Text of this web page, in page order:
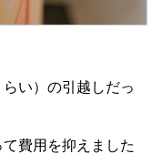
い）の引越しだっ
費用を抑えました